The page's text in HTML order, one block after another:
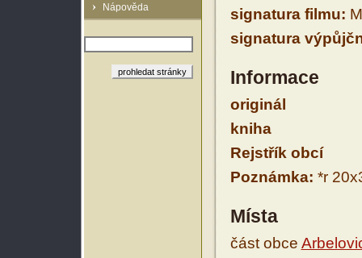
Nápověda
signatura filmu:
signatura
Informace
originál
kniha
Rejstřík obcí
Poznámka: *r
Místa
část obce